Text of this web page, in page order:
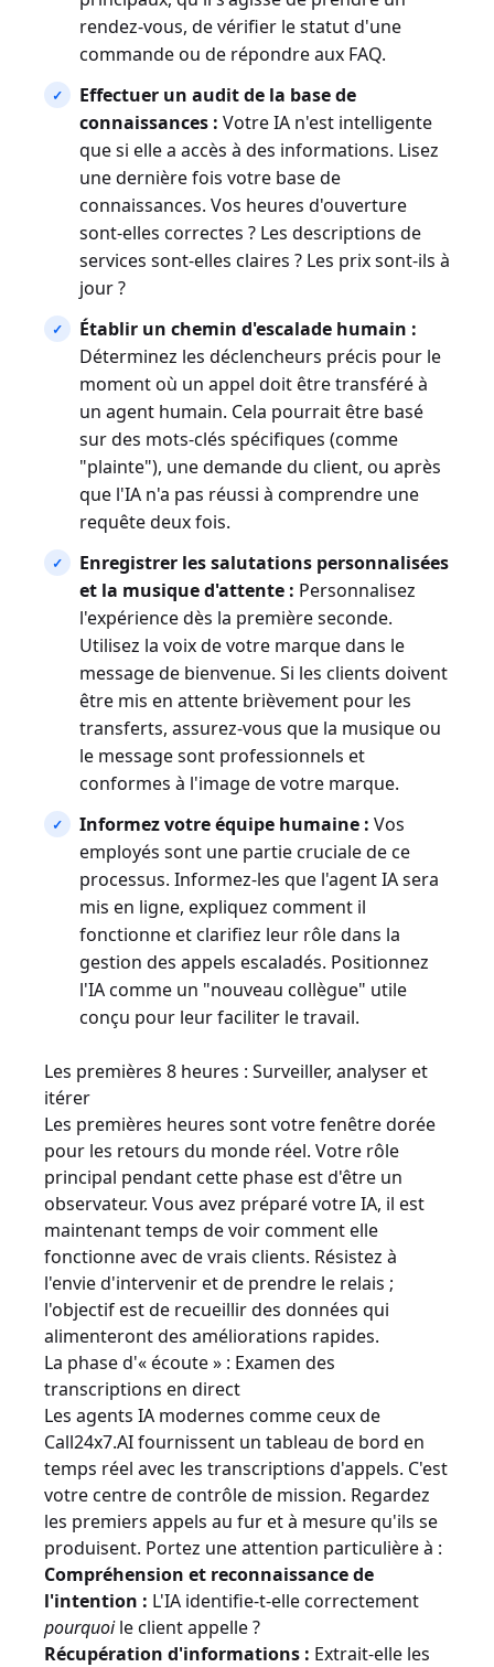
rendez-vous, de vérifier le statut d'une
commande ou de répondre aux FAQ.
Effectuer un audit de la base de
connaissances : Votre IA n'est intelligente
que si elle a accès à des informations. Lisez
une dernière fois votre base de
connaissances. Vos heures d'ouverture
sont-elles correctes ? Les descriptions de
services sont-elles claires ? Les prix sont-ils à
jour ?
Établir un chemin d'escalade humain :
Déterminez les déclencheurs précis pour le
moment où un appel doit être transféré à
un agent humain. Cela pourrait être basé
sur des mots-clés spécifiques (comme
"plainte"), une demande du client, ou après
que l'IA n'a pas réussi à comprendre une
requête deux fois.
Enregistrer les salutations personnalisées
et la musique d'attente : Personnalisez
l'expérience dès la première seconde.
Utilisez la voix de votre marque dans le
message de bienvenue. Si les clients doivent
être mis en attente brièvement pour les
transferts, assurez-vous que la musique ou
le message sont professionnels et
conformes à l'image de votre marque.
Informez votre équipe humaine : Vos
employés sont une partie cruciale de ce
processus. Informez-les que l'agent IA sera
mis en ligne, expliquez comment il
fonctionne et clarifiez leur rôle dans la
gestion des appels escaladés. Positionnez
l'IA comme un "nouveau collègue" utile
conçu pour leur faciliter le travail.
Les premières 8 heures : Surveiller, analyser et
itérer
Les premières heures sont votre fenêtre dorée
pour les retours du monde réel. Votre rôle
principal pendant cette phase est d'être un
observateur. Vous avez préparé votre IA, il est
maintenant temps de voir comment elle
fonctionne avec de vrais clients. Résistez à
l'envie d'intervenir et de prendre le relais ;
l'objectif est de recueillir des données qui
alimenteront des améliorations rapides.
La phase d'« écoute » : Examen des
transcriptions en direct
Les agents IA modernes comme ceux de
Call24x7.AI fournissent un tableau de bord en
temps réel avec les transcriptions d'appels. C'est
votre centre de contrôle de mission. Regardez
les premiers appels au fur et à mesure qu'ils se
produisent. Portez une attention particulière à :
Compréhension et reconnaissance de
l'intention : L'IA identifie-t-elle correctement
pourquoile client appelle ?
Récupération d'informations : Extrait-elle les